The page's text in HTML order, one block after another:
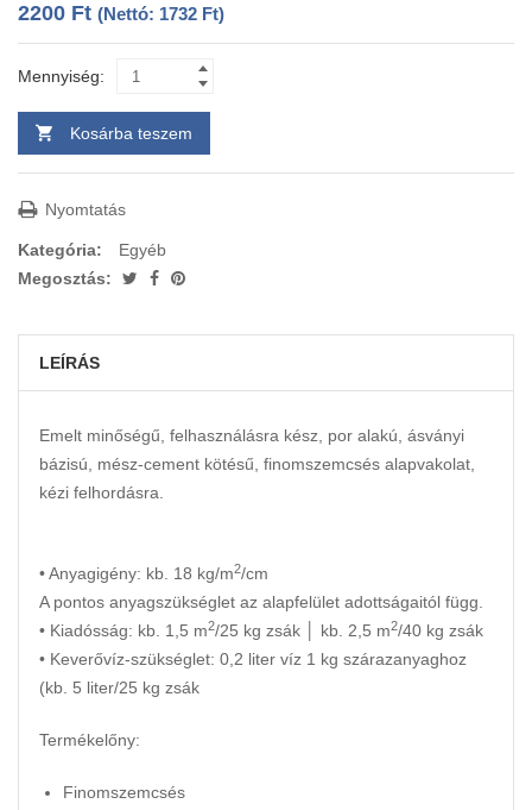
2200 Ft (Nettó: 1732 Ft)
Mennyiség:
Kosárba teszem
Nyomtatás
Kategória:
Egyéb
Megosztás:
LEÍRÁS
Emelt minőségű, felhasználásra kész, por alakú, ásványi
bázisú, mész-cement kötésű, finomszemcsés alapvakolat,
kézi felhordásra.
• Anyagigény: kb. 18 kg/m2/cm
A pontos anyagszükséglet az alapfelület adottságaitól függ.
• Kiadósság: kb. 1,5 m2/25 kg zsák │ kb. 2,5 m2/40 kg zsák
• Keverővíz-szükséglet: 0,2 liter víz 1 kg szárazanyaghoz
(kb. 5 liter/25 kg zsák
Termékelőny:
Finomszemcsés